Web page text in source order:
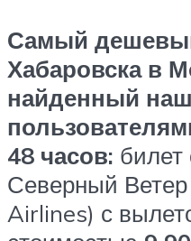
Самый
Хабаровска в
найденный
48 часов: билет
Северный
Airlines) с